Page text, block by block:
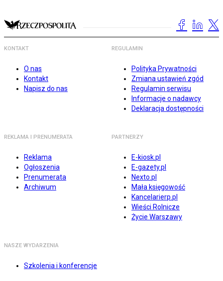
KONTAKT
O nas
Kontakt
Napisz do nas
REGULAMIN
Polityka Prywatności
Zmiana ustawień zgód
Regulamin serwisu
Informacje o nadawcy
Deklaracja dostępności
REKLAMA I PRENUMERATA
Reklama
Ogłoszenia
Prenumerata
Archiwum
PARTNERZY
E-kiosk.pl
E-gazety.pl
Nexto.pl
Mała księgowość
Kancelarierp.pl
Wieści Rolnicze
Życie Warszawy
NASZE WYDARZENIA
Szkolenia i konferencje